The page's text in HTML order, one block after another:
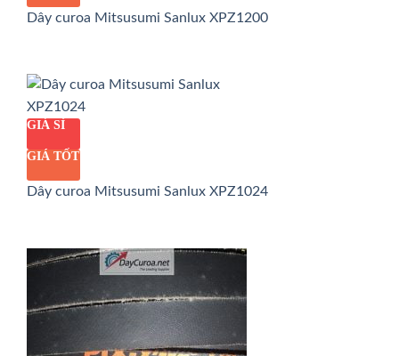
Dây curoa Mitsusumi Sanlux XPZ1200
GIÁ SỈ
GIÁ TỐT
Dây curoa Mitsusumi Sanlux XPZ1024